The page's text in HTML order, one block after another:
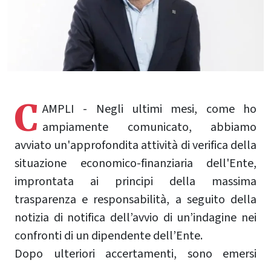
C AMPLI - Negli ultimi mesi, come ho
ampiamente comunicato, abbiamo
avviato un'approfondita attività di verifica della
situazione economico-finanziaria dell'Ente,
improntata ai principi della massima
trasparenza e responsabilità, a seguito della
notizia di notifica dell’avvio di un’indagine nei
confronti di un dipendente dell’Ente.
Dopo ulteriori accertamenti, sono emersi